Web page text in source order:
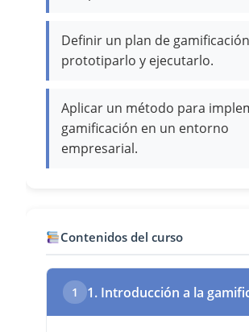
Definir un plan de
prototiparlo y ejecutarlo.
Aplicar un método para
gamificación en un entorno
empresarial.
Contenidos del curso
1 1. Introducción a la